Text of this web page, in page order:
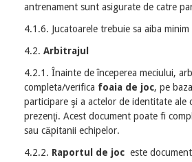
antrenament sunt asigurate de catre
4.1.6. Jucatoarele trebuie sa aiba
4.2. Arbitrajul
4.2.1. Înainte de începerea meciului,
completa/verifica foaia de joc, pe
participare şi a actelor de identitate ale
prezenţi. Acest document poate fi
sau căpitanii echipelor.
4.2.2. Raportul de joc este